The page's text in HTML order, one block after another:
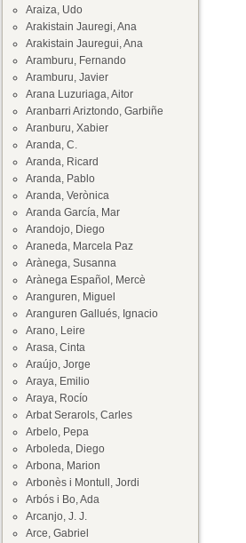
Araiza, Udo
Arakistain Jauregi, Ana
Arakistain Jauregui, Ana
Aramburu, Fernando
Aramburu, Javier
Arana Luzuriaga, Aitor
Aranbarri Ariztondo, Garbiñe
Aranburu, Xabier
Aranda, C.
Aranda, Ricard
Aranda, Pablo
Aranda, Verònica
Aranda García, Mar
Arandojo, Diego
Araneda, Marcela Paz
Arànega, Susanna
Arànega Español, Mercè
Aranguren, Miguel
Aranguren Gallués, Ignacio
Arano, Leire
Arasa, Cinta
Araújo, Jorge
Araya, Emilio
Araya, Rocío
Arbat Serarols, Carles
Arbelo, Pepa
Arboleda, Diego
Arbona, Marion
Arbonès i Montull, Jordi
Arbós i Bo, Ada
Arcanjo, J. J.
Arce, Gabriel